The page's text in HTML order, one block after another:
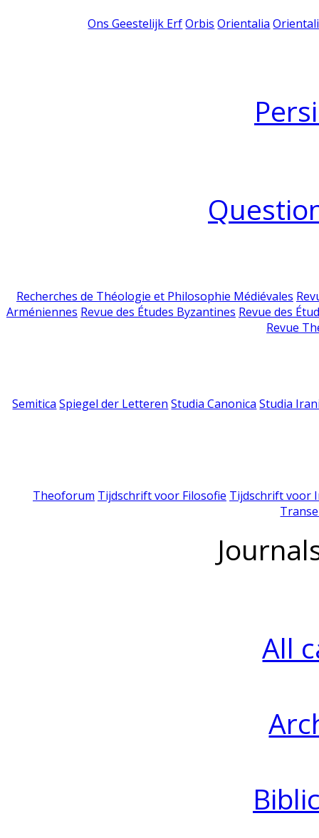
Ons Geestelijk Erf Orbis Orientalia
Recherches de Théologie et Philosophie Médiévales
Arméniennes Revue des Études Byzantines Revue des
Revue
Semitica Spiegel der Letteren Studia Canonica Studia
Theoforum Tijdschrift voor Filosofie Tijdschrift voor
All